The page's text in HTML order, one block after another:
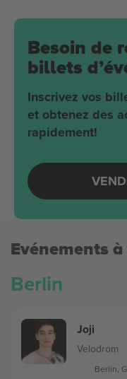
Besoin de
billets
Inscrivez vos
et obtenez des
rapidement!
Evénements
Berlin
Joji
Velodrom
Berlin,